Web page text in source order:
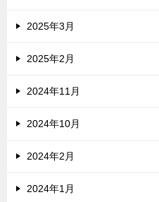
2025年3月
2025年2月
2024年11月
2024年10月
2024年2月
2024年1月